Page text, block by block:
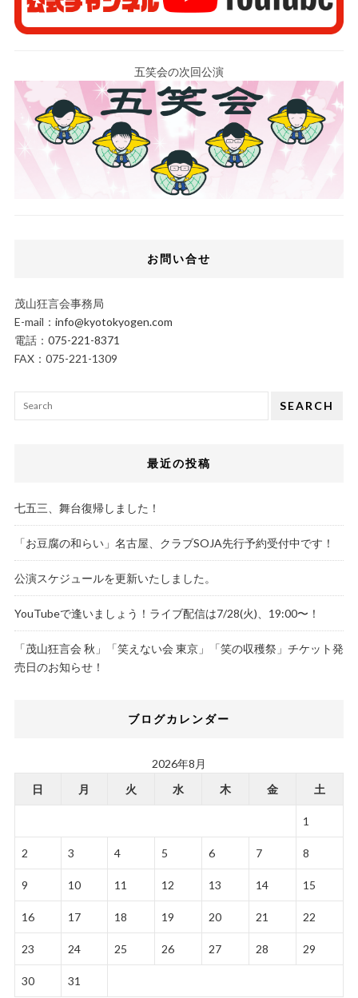
五笑会の次回公演
お問い合せ
茂山狂言会事務局
E-mail： info@kyotokyogen.com
電話： 075-221-8371
FAX：075-221-1309
SEARCH
最近の投稿
七五三、舞台復帰しました！
「お豆腐の和らい」名古屋、クラブSOJA先行予約受付中です！
公演スケジュールを更新いたしました。
YouTubeで逢いましょう！ライブ配信は7/28(火)、19:00〜！
「茂山狂言会 秋」「笑えない会 東京」「笑の収穫祭」チケット発
売日のお知らせ！
ブログカレンダー
2026年8月
日
月 火 水 木 金 土
1
2 3 4 5 6 7 8
9 10 11 12 13 14 15
16 17 18 19 20 21 22
23 24 25 26 27 28 29
30
31